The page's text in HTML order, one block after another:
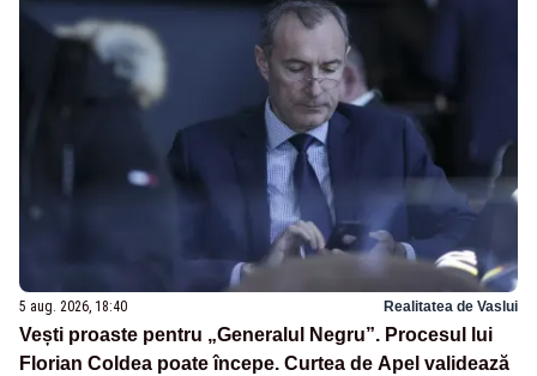
5 aug. 2026, 18:40 Realitatea de Vaslui
Vești proaste pentru „Generalul Negru”. Procesul lui
Florian Coldea poate începe. Curtea de Apel validează